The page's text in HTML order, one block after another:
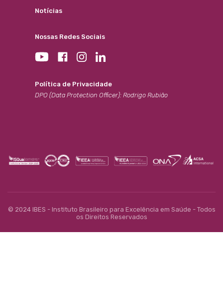
Notícias
Nossas Redes Sociais
Política de Privacidade
DPO (Data Protection Officer): Rodrigo Rubião
© 2024 IBES - Instituto Brasileiro para Excelência em Saúde - Todos
os Direitos Reservados